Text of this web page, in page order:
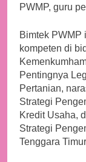
PWMP, guru
Bimtek PWMP
kompeten di
Pentingnya
Pertanian,
Strategi
Kredit Usaha,
Strategi
Tenggara